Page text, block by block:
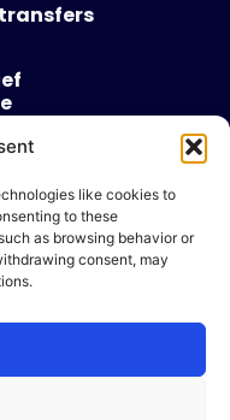
like cookies to
to these
as browsing behavior or
consent, may